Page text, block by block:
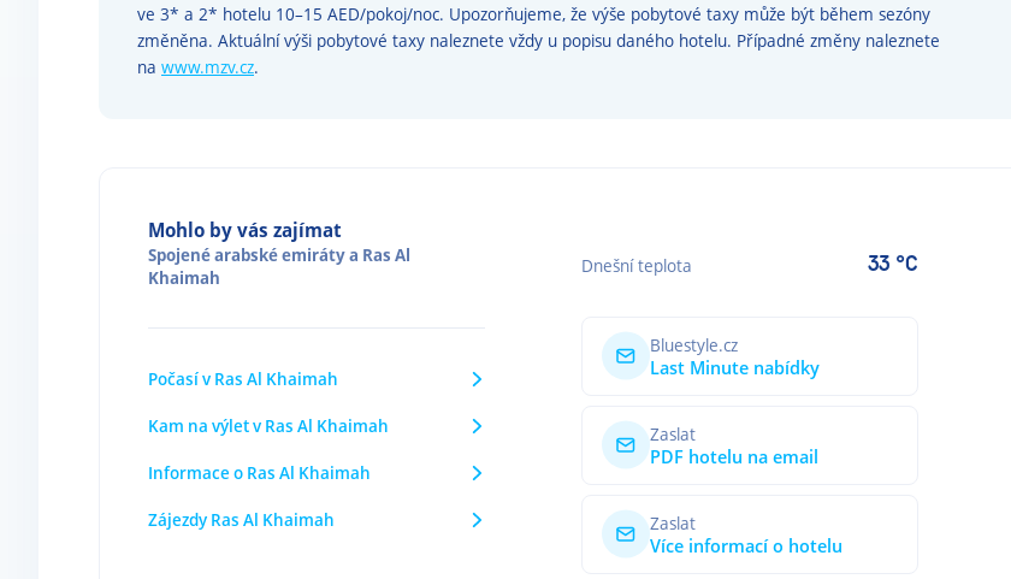
ve 3* a 2* hotelu 10–15 AED/pokoj/noc. Upozorňujeme, že výše pobytové taxy může být během sezóny
změněna. Aktuální výši pobytové taxy naleznete vždy u popisu daného hotelu. Případné změny naleznete
na www.mzv.cz.
Mohlo by vás zajímat
Spojené arabské emirátya Ras Al
Khaimah
Počasí v Ras Al Khaimah
Kam na výlet v Ras Al Khaimah
Informace o Ras Al Khaimah
Zájezdy Ras Al Khaimah
Dnešní teplota 33 °C
Bluestyle.cz
Last Minute nabídky
Zaslat
PDF hotelu na email
Zaslat
Více informací o hotelu